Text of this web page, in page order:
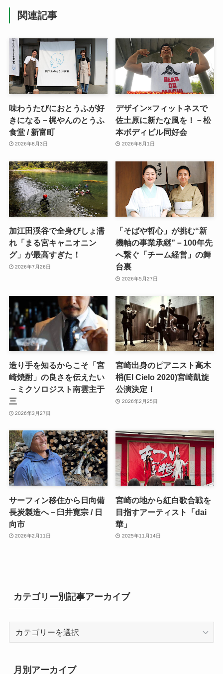
関連記事
味わうたびにおとうふが好
きになる－梶やんのとうふ
食堂 / 新富町
2026年8月3日
デザイン×フィットネスで
佐土原に新たな風を！－松
本ボディビル同好会
2026年8月1日
加江田渓谷で全身びしょ濡
れ「まる宮キャニオニン
グ」が最高すぎた！
2026年7月26日
「そばや哲心」が挑む“新
機軸の事業承継”－100年先
へ繋ぐ「チーム経営」の舞
台裏
2026年5月27日
造り手を知るからこそ「宮
崎焼酎」の良さを伝えたい
－ミクソロジスト南雲主于
三
2026年3月27日
宮崎出身のピアニスト高木
梢(El Cielo 2020)宮崎凱旋
公演決定！
2026年2月25日
サーフィン移住から日向備
長炭製造へ－臼井寛宗 / 日
向市
2026年2月11日
宮崎の地から紅白歌合戦を
目指すアーティスト「dai
華」
2025年11月14日
カテゴリー別記事アーカイブ
リ
月別アーカイブ